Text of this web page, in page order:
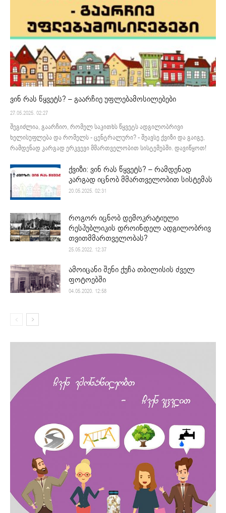
ვინ რას წყვეტს? – გაარჩიე უფლებამოსილებები
27.05.2025. 02:27
შეგიძლია, გაარჩიო, რომელ საკითხს წყვეტს ადგილობრივი
ხელისუფლება და რომელს - ცენტრალური? - შეავსე ქვიზი და გაიგე,
რამდენად კარგად ერკვევი მმართველობით სისტემებში. დავიწყოთ!
ქვიზი: ვინ რას წყვეტს? – რამდენად
კარგად იცნობ მმართველობით სისტემას
20.05.2025. 02:31
როგორ იცნობ დემოკრატიული
რესპუბლიკის დროინდელ ადგილობრივ
თვითმმართველობას?
25.05.2022. 12:37
ამოიცანი შენი ქუჩა თბილისის ძველ
ფოტოებში
04.05.2020. 12:58